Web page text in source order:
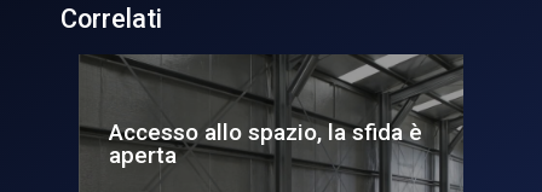
Correlati
@Astrosamantha chiama
Terra, il fascino dello spazio...